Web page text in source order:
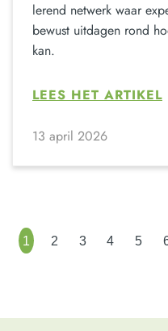
lerend netwerk waar
bewust uitdagen rond
kan.
LEES HET ARTIKEL
13 april 2026
1 2 3 4 5